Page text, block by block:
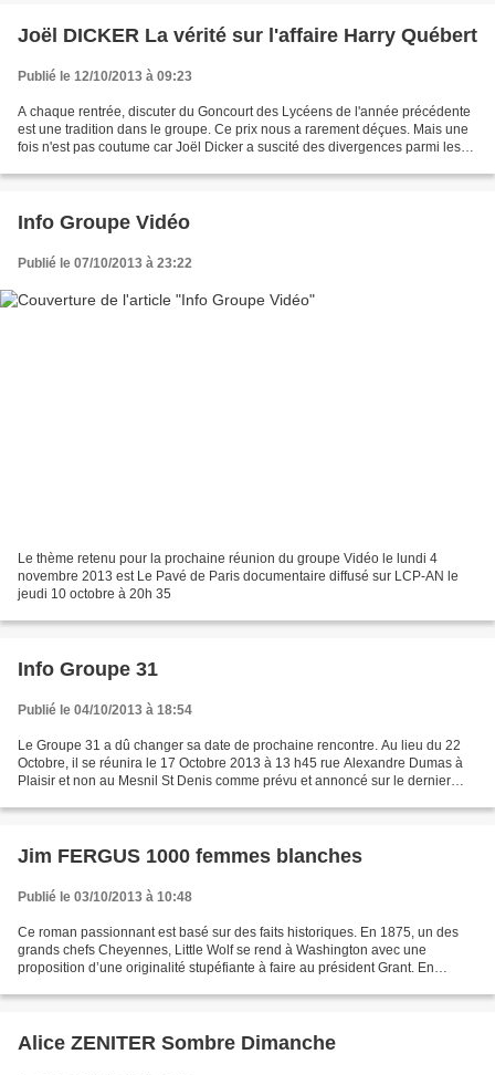
Joël DICKER La vérité sur l'affaire Harry Québert
Publié le 12/10/2013 à 09:23
A chaque rentrée, discuter du Goncourt des Lycéens de l'année précédente
est une tradition dans le groupe. Ce prix nous a rarement déçues. Mais une
fois n'est pas coutume car Joël Dicker a suscité des divergences parmi les
Info Groupe Vidéo
Publié le 07/10/2013 à 23:22
Le thème retenu pour la prochaine réunion du groupe Vidéo le lundi 4
novembre 2013 est Le Pavé de Paris documentaire diffusé sur LCP-AN le
jeudi 10 octobre à 20h 35
Info Groupe 31
Publié le 04/10/2013 à 18:54
Le Groupe 31 a dû changer sa date de prochaine rencontre. Au lieu du 22
Octobre, il se réunira le 17 Octobre 2013 à 13 h45 rue Alexandre Dumas à
Plaisir et non au Mesnil St Denis comme prévu et annoncé sur le dernier
Jim FERGUS 1000 femmes blanches
Publié le 03/10/2013 à 10:48
Ce roman passionnant est basé sur des faits historiques. En 1875, un des
grands chefs Cheyennes, Little Wolf se rend à Washington avec une
proposition d’une originalité stupéfiante à faire au président Grant. En
Alice ZENITER Sombre Dimanche